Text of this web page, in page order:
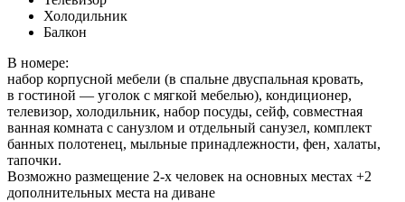
Холодильник
Балкон
В номере:
набор корпусной мебели (в спальне двуспальная кровать,
в гостиной — уголок с мягкой мебелью), кондиционер,
телевизор, холодильник, набор посуды, сейф, совместная
ванная комната с санузлом и отдельный санузел, комплект
банных полотенец, мыльные принадлежности, фен, халаты,
тапочки.
Возможно размещение 2-х человек на основных местах +2
дополнительных места на диване